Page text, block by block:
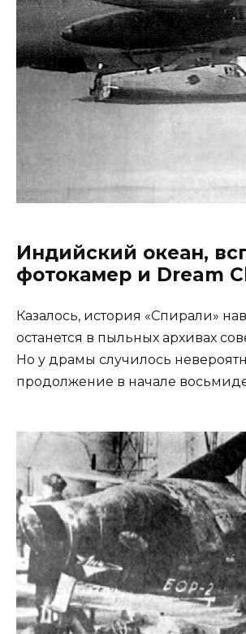
Индийский океан,
фотокамер и Dream
Казалось, история «Спирали»
останется в пыльных архивах
Но у драмы случилось
продолжение в начале